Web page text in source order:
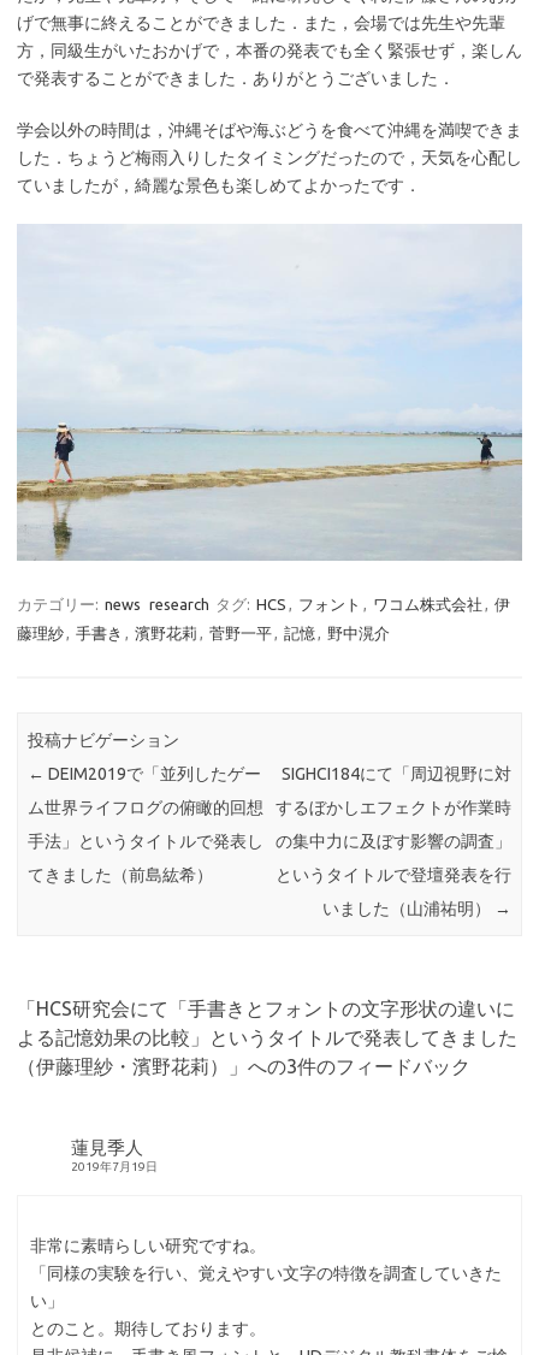
げで無事に終えることができました．また，会場では先生や先輩
方，同級生がいたおかげで，本番の発表でも全く緊張せず，楽しん
で発表することができました．ありがとうございました．
学会以外の時間は，沖縄そばや海ぶどうを食べて沖縄を満喫できま
した．ちょうど梅雨入りしたタイミングだったので，天気を心配し
ていましたが，綺麗な景色も楽しめてよかったです．
カテゴリー: news research タグ: HCS フォント ワコム株式会社
伊
藤理紗
手書き 濱野花莉 菅野一平 記憶 野中滉介
投稿ナビゲーション
← DEIM2019で「並列したゲー
ム世界ライフログの俯瞰的回想
手法」というタイトルで発表し
てきました（前島紘希）
SIGHCI184にて「周辺視野に対
するぼかしエフェクトが作業時
の集中力に及ぼす影響の調査」
というタイトルで登壇発表を行
いました（山浦祐明）
→
「HCS研究会にて「手書きとフォントの文字形状の違いに
よる記憶効果の比較」というタイトルで発表してきました
（伊藤理紗・濱野花莉）
」への3件のフィードバック
蓮見季人
2019年7月19日
非常に素晴らしい研究ですね。
「同様の実験を行い、覚えやすい文字の特徴を調査していきた
い」
とのこと。期待しております。